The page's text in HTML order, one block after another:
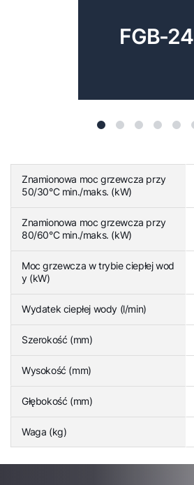
FGB-24
Znamionowa moc grzewcza przy
50/30°C min./maks. (kW)
Znamionowa moc grzewcza przy
80/60°C min./maks. (kW)
Moc grzewcza w trybie ciepłej wod
y (kW)
Wydatek ciepłej wody (l/min)
Szerokość (mm)
Wysokość (mm)
Głębokość (mm)
Waga (kg)